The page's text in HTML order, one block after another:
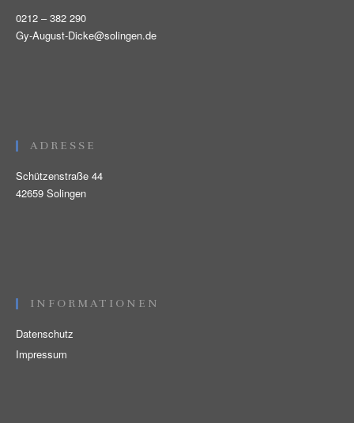
0212 – 382 290
Gy-August-Dicke@solingen.de
ADRESSE
Schützenstraße 44
42659 Solingen
INFORMATIONEN
Datenschutz
Impressum